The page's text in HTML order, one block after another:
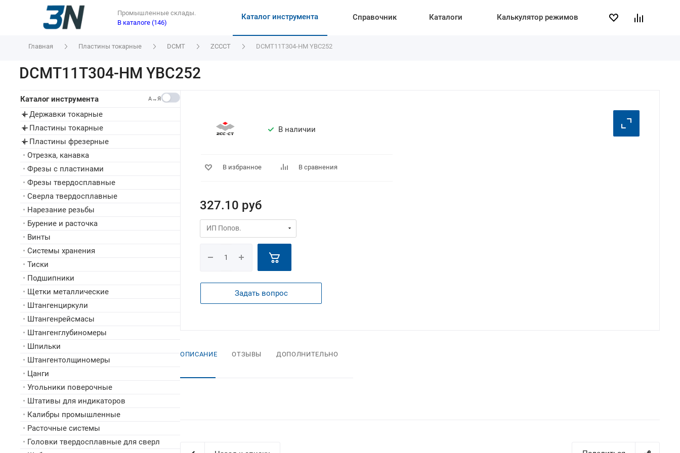
Промышленные склады.
В каталоге (146)
Каталог инструмента Справочник Каталоги Калькулятор режимов
Главная Пластины токарные DCMT ZCCCT DCMT11T304-HM YBC252
DCMT11T304-HM YBC252
В наличии
В избранное В сравнения
327.10 руб
Задать вопрос
ОПИСАНИЕ ОТЗЫВЫ ДОПОЛНИТЕЛЬНО
Каталог инструмента A→Я
▸ Державки токарные
▸ Пластины токарные
▸ Пластины фрезерные
• Отрезка, канавка
• Фрезы с пластинами
• Фрезы твердосплавные
• Сверла твердосплавные
• Нарезание резьбы
• Бурение и расточка
• Винты
• Системы хранения
• Тиски
• Подшипники
• Щетки металлические
• Штангенциркули
• Штангенрейсмасы
• Штангенглубиномеры
• Шпильки
• Штангентолщиномеры
• Цанги
• Угольники поверочные
• Штативы для индикаторов
• Калибры промышленные
• Расточные системы
• Головки твердосплавные для сверл